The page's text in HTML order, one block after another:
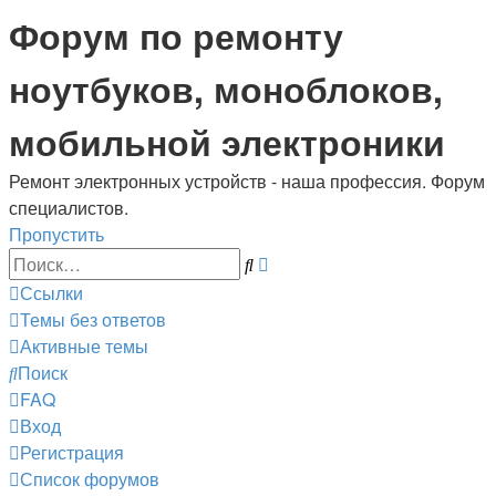
Регистрация
Форум по ремонту
ноутбуков, моноблоков,
мобильной электроники
Ремонт электронных устройств - наша профессия. Форум
специалистов.
Пропустить
Поиск
Ссылки
Темы без ответов
Активные темы
Поиск
FAQ
Вход
Регистрация
Список форумов